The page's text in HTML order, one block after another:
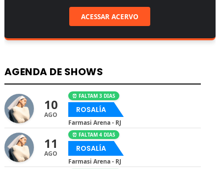
ACESSAR ACERVO
AGENDA DE SHOWS
10
AGO
⏰ FALTAM 3 DIAS
ROSALÍA
Farmasi Arena - RJ
11
AGO
⏰ FALTAM 4 DIAS
ROSALÍA
Farmasi Arena - RJ